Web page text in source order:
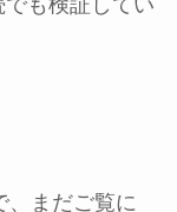
、まだご覧に